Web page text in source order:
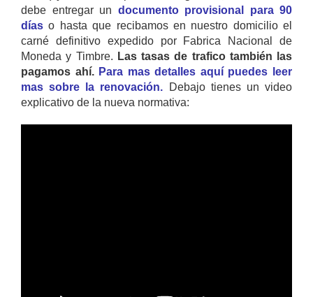
debe entregar un documento provisional para 90
días o hasta que recibamos en nuestro domicilio el
carné definitivo expedido por Fabrica Nacional de
Moneda y Timbre. Las tasas de trafico también las
pagamos ahí. Para mas detalles aquí puedes leer
mas sobre la renovación. Debajo tienes un video
explicativo de la nueva normativa: